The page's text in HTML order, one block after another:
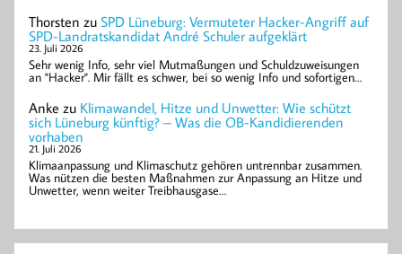
Thorsten zu SPD Lüneburg: Vermuteter Hacker-Angriff auf
SPD-Landratskandidat André Schuler aufgeklärt
23. Juli 2026
Sehr wenig Info, sehr viel Mutmaßungen und Schuldzuweisungen
an "Hacker". Mir fällt es schwer, bei so wenig Info und sofortigen…
Anke zu Klimawandel, Hitze und Unwetter: Wie schützt
sich Lüneburg künftig? – Was die OB-Kandidierenden
vorhaben
21. Juli 2026
Klimaanpassung und Klimaschutz gehören untrennbar zusammen.
Was nützen die besten Maßnahmen zur Anpassung an Hitze und
Unwetter, wenn weiter Treibhausgase…